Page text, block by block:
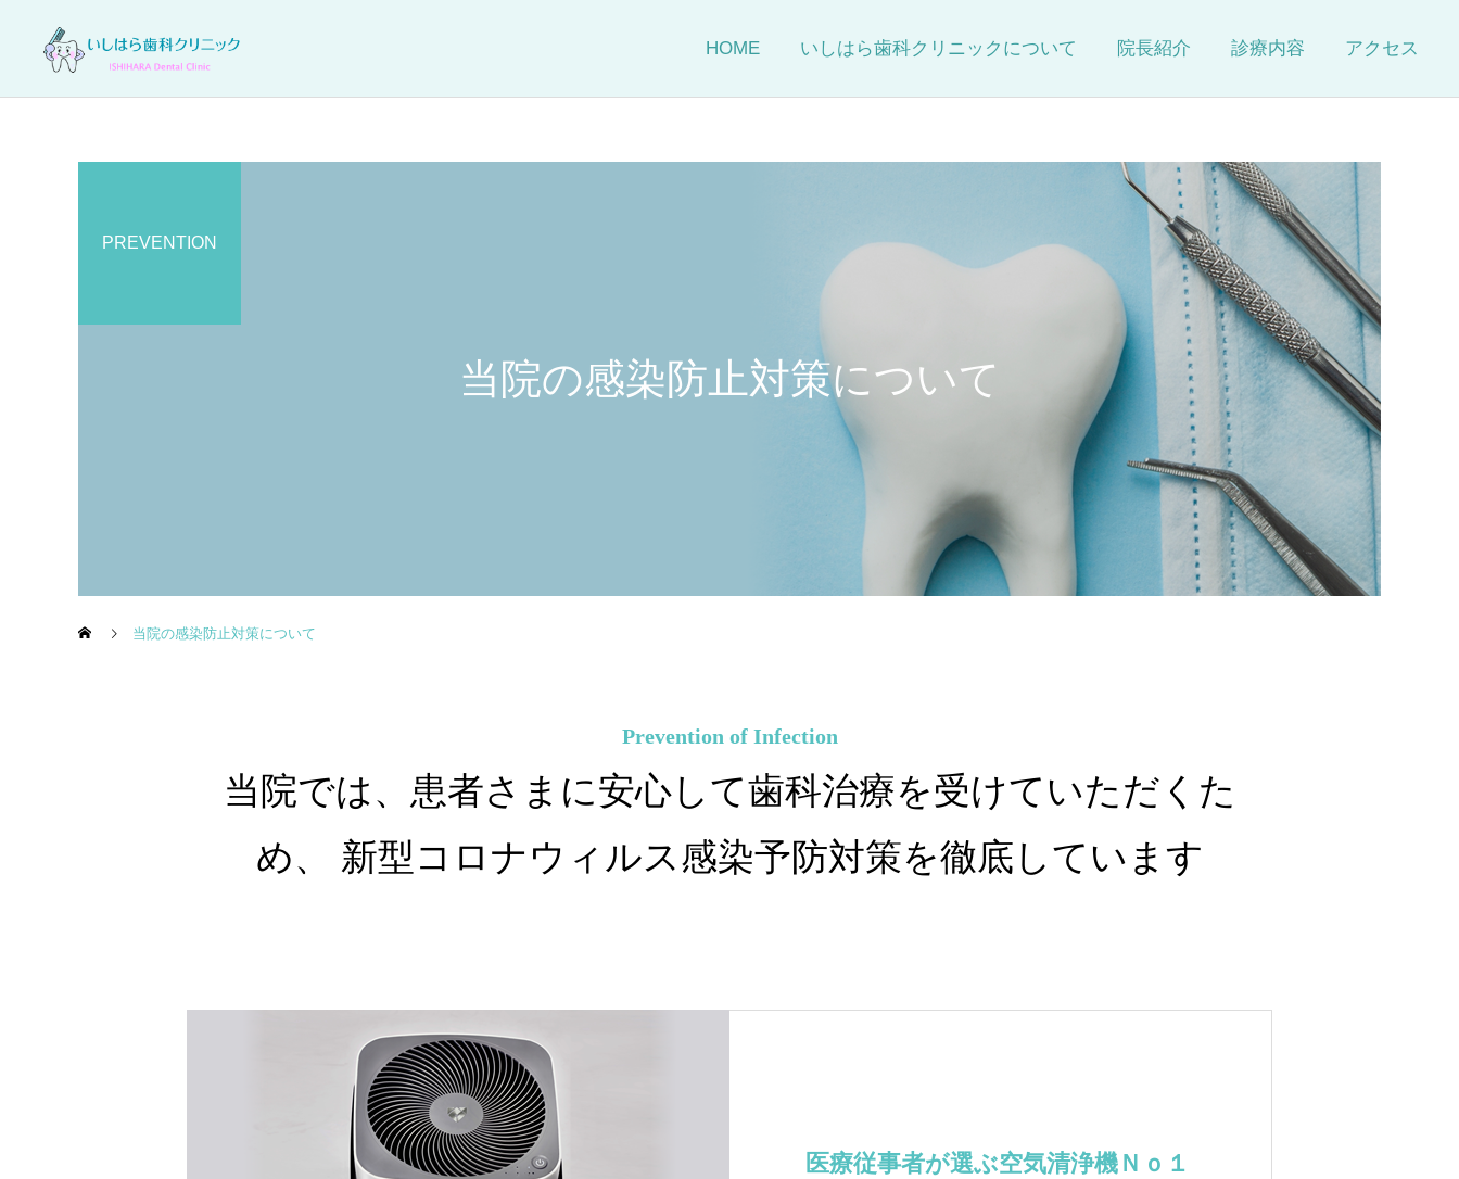
HOME いしはら歯科クリニックについて 院長紹介 診療内容 アクセス
詳細を見る
予防歯科 審美歯科
ホワイトニング インプラント治療 訪問歯科(保険適用)
当院の感染防止対策について
PREVENTION
当院の感染防止対策について
Prevention of Infection
当院では、患者さまに安心して歯科治療を受けていただくた
め、 新型コロナウィルス感染予防対策を徹底しています
医療従事者が選ぶ空気清浄機Ｎｏ１